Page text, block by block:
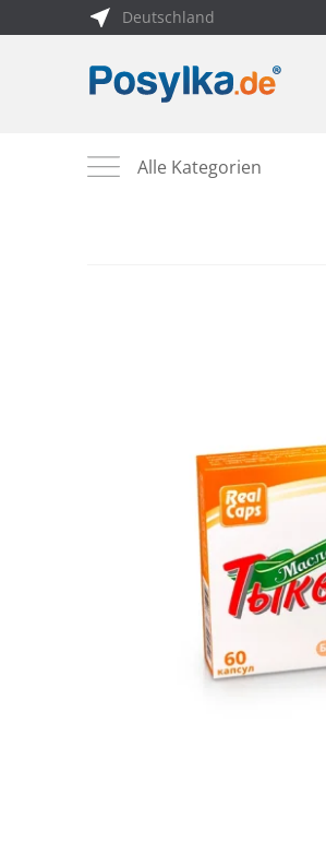
Deutschland
Alle Kategorien